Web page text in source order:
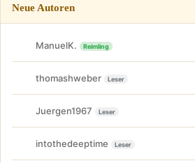
Neue Autoren
ManuelK. Reimling
thomashweber Leser
Juergen1967 Leser
intothedeeptime Leser